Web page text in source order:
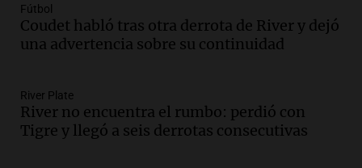
Una mañana para todos
Episodios
Episodios
Fútbol
Coudet habló tras otra derrota de River y dejó
una advertencia sobre su continuidad
River Plate
River no encuentra el rumbo: perdió con
Tigre y llegó a seis derrotas consecutivas